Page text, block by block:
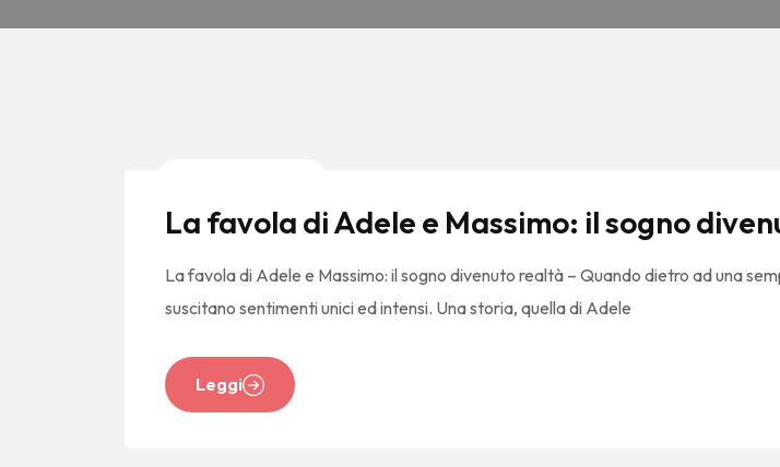
La favola di Adele e Massimo: il sogno
La favola di Adele e Massimo: il sogno divenuto realtà – Quando dietro ad una
suscitano sentimenti unici ed intensi. Una storia, quella di Adele
Leggi